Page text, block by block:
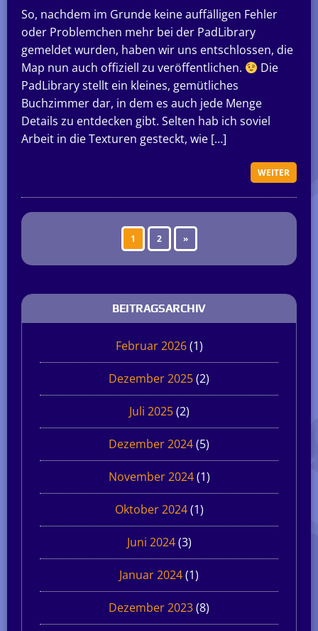
So, nachdem im Grunde keine auffälligen Fehler
oder Problemchen mehr bei der PadLibrary
gemeldet wurden, haben wir uns entschlossen, die
Map nun auch offiziell zu veröffentlichen.
Die
PadLibrary stellt ein kleines, gemütliches
Buchzimmer dar, in dem es auch jede Menge
Details zu entdecken gibt. Selten hab ich soviel
Arbeit in die Texturen gesteckt, wie […]
WEITER
1 2 »
BEITRAGSARCHIV
Februar 2026(1)
Dezember 2025(2)
Juli 2025(2)
Dezember 2024(5)
November 2024(1)
Oktober 2024(1)
Juni 2024(3)
Januar 2024(1)
Dezember 2023(8)